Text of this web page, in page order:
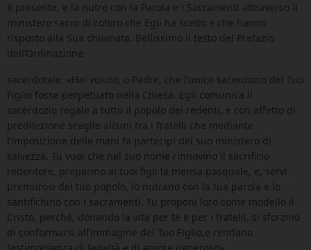
è presente, e la nutre con la Parola e i Sacramenti attraverso il
ministero sacro di coloro che Egli ha scelto e che hanno
risposto alla Sua chiamata. Bellissimo il testo del Prefazio
dell’Ordinazione
sacerdotale: «Hai voluto, o Padre, che l’unico sacerdozio del Tuo
Figlio fosse perpetuato nella Chiesa. Egli comunica il
sacerdozio regale a tutto il popolo dei redenti, e con affetto di
predilezione sceglie alcuni tra i fratelli che mediante
l’imposizione delle mani fa partecipi del suo ministero di
salvezza. Tu vuoi che nel suo nome rinnovino il sacrificio
redentore, preparino ai tuoi figli la mensa pasquale, e, servi
premurosi del tuo popolo, lo nutrano con la tua parola e lo
santifichino con i sacramenti. Tu proponi loro come modello il
Cristo, perché, donando la vita per te e per i fratelli, si sforzino
di conformarsi all’immagine del Tuo Figlio,e rendano